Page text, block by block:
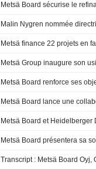
Metsä Board sécurise le
Malin Nygren nommée
Metsä finance 22 projets en
Metsä Group inaugure son
Metsä Board renforce ses
Metsä Board lance une
Transcript : Metsä Board Oyj,